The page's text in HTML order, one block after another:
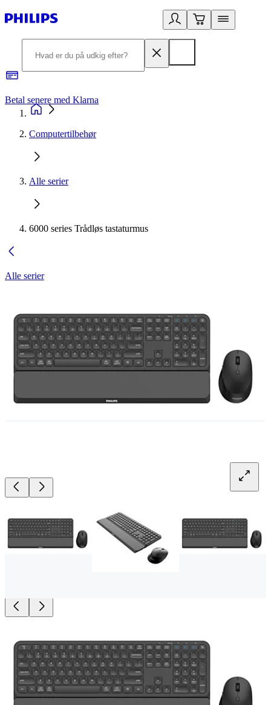
Betal senere med Klarna
Computertilbehør
Alle serier
6000 series Trådløs tastaturmus
Alle serier